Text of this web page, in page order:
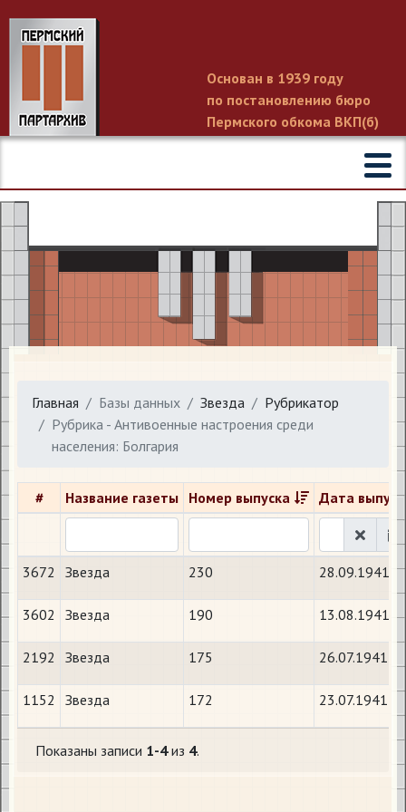
Основан в 1939 году
по постановлению бюро
Пермского обкома ВКП(б)
Главная Базы данных Звезда
Рубрикатор
Рубрика - Антивоенные настроения среди
населения: Болгария
# Название газеты Номер выпуска Дата
3672 Звезда 230 28.09.1941
3602 Звезда 190 13.08.1941
2192 Звезда 175 26.07.1941
1152 Звезда 172 23.07.1941
Показаны записи 1-4из 4.